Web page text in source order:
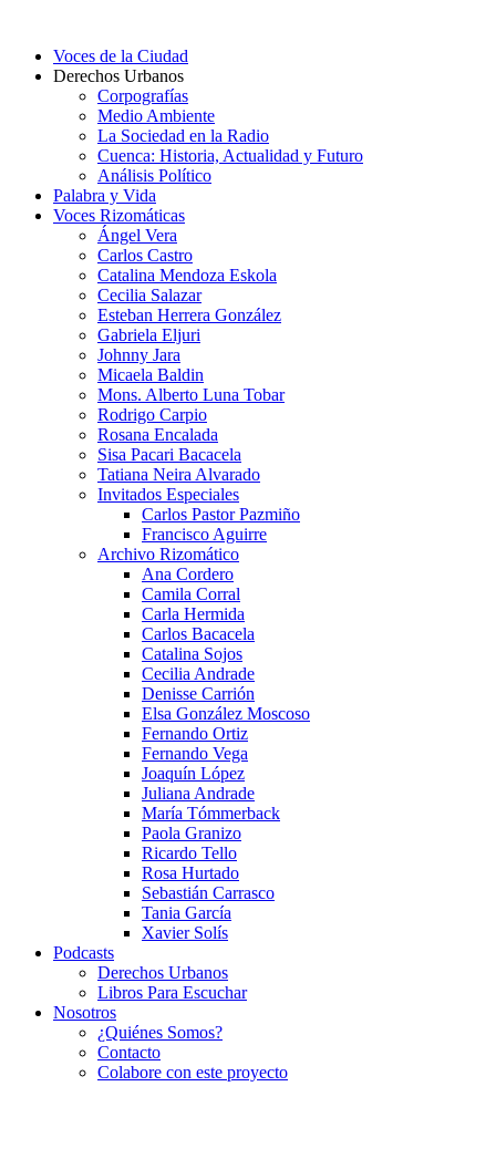
Voces de la Ciudad
Derechos Urbanos
Corpografías
Medio Ambiente
La Sociedad en la Radio
Cuenca: Historia, Actualidad y Futuro
Análisis Político
Palabra y Vida
Voces Rizomáticas
Ángel Vera
Carlos Castro
Catalina Mendoza Eskola
Cecilia Salazar
Esteban Herrera González
Gabriela Eljuri
Johnny Jara
Micaela Baldin
Mons. Alberto Luna Tobar
Rodrigo Carpio
Rosana Encalada
Sisa Pacari Bacacela
Tatiana Neira Alvarado
Invitados Especiales
Carlos Pastor Pazmiño
Francisco Aguirre
Archivo Rizomático
Ana Cordero
Camila Corral
Carla Hermida
Carlos Bacacela
Catalina Sojos
Cecilia Andrade
Denisse Carrión
Elsa González Moscoso
Fernando Ortiz
Fernando Vega
Joaquín López
Juliana Andrade
María Tómmerback
Paola Granizo
Ricardo Tello
Rosa Hurtado
Sebastián Carrasco
Tania García
Xavier Solís
Podcasts
Derechos Urbanos
Libros Para Escuchar
Nosotros
¿Quiénes Somos?
Contacto
Colabore con este proyecto